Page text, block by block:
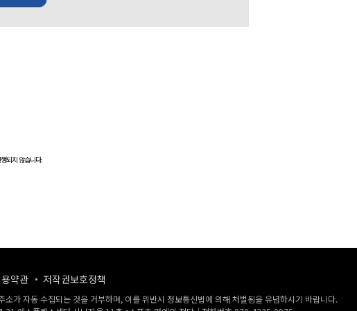
되지 않습니다.
약관 저작권보호정책
소가 자동 수집되는 것을 거부하며, 이를 위반시 정보통신법에 의해 처벌됨을 유념하시기 바랍니다.